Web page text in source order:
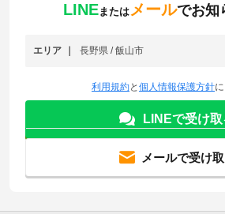
LINEまたは メールでお知
エリア 長野県 / 飯山市
利用規約と 個人情報保護方針
LINEで受け取
メールで受け